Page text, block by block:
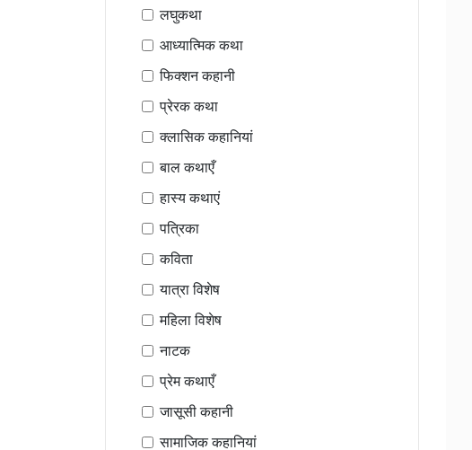
लघुकथा
आध्यात्मिक कथा
फिक्शन कहानी
प्रेरक कथा
क्लासिक कहानियां
बाल कथाएँ
हास्य कथाएं
पत्रिका
कविता
यात्रा विशेष
महिला विशेष
नाटक
प्रेम कथाएँ
जासूसी कहानी
सामाजिक कहानियां